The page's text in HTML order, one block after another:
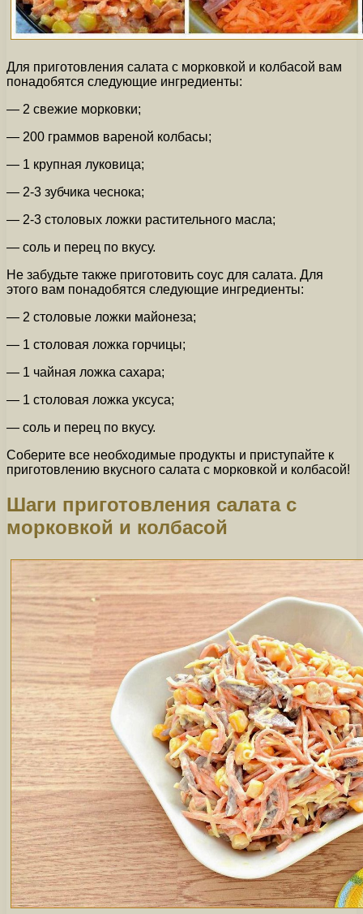
Для приготовления салата с морковкой и колбасой вам
понадобятся следующие ингредиенты:
— 2 свежие морковки;
— 200 граммов вареной колбасы;
— 1 крупная луковица;
— 2-3 зубчика чеснока;
— 2-3 столовых ложки растительного масла;
— соль и перец по вкусу.
Не забудьте также приготовить соус для салата. Для
этого вам понадобятся следующие ингредиенты:
— 2 столовые ложки майонеза;
— 1 столовая ложка горчицы;
— 1 чайная ложка сахара;
— 1 столовая ложка уксуса;
— соль и перец по вкусу.
Соберите все необходимые продукты и приступайте к
приготовлению вкусного салата с морковкой и колбасой!
Шаги приготовления салата с
морковкой и колбасой